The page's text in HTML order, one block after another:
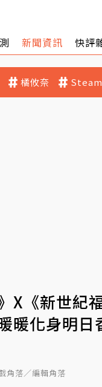
新聞資訊 快評
橘攸奈
X《新世紀
化身明日
角落／編輯角落